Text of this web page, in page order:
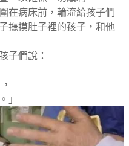
在病床前，輪流給孩子們
撫摸肚子裡的孩子，和他
子們說：
」